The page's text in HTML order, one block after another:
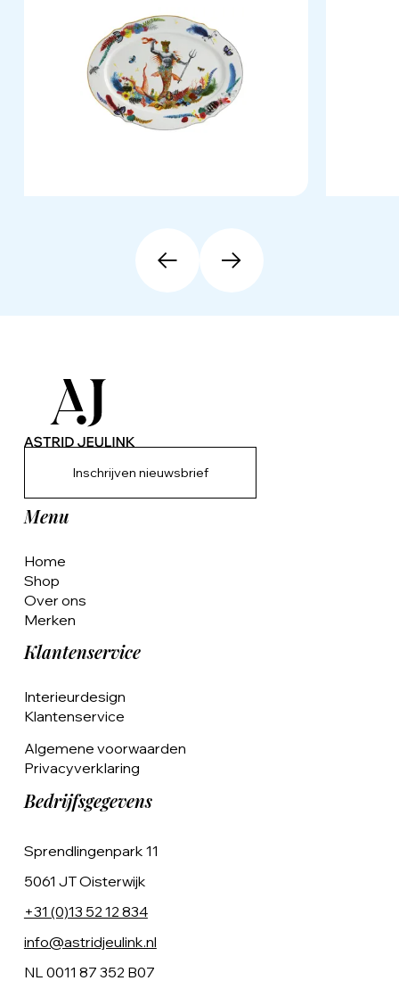
Inschrijven nieuwsbrief
Menu
Home
Shop
Over ons
Merken
Klantenservice
Interieurdesign
Klantenservice
Algemene voorwaarden
Privacyverklaring
Bedrijfsgegevens
Sprendlingenpark 11
5061 JT Oisterwijk
+31 (0)13 52 12 834
info@astridjeulink.nl
NL 0011 87 352 B07